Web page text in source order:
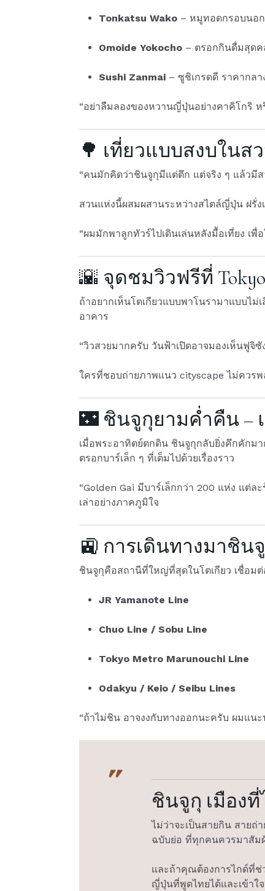
Tonkatsu Wako– หมูทอดกรอบนอ
Omoide Yokocho– ตรอกกินดื่มสุดค
Sushi Zanmai– ซูชิเกรดดี ราคากลา
“อย่าลืมลองของหวานญี่ปุ่นอย่างคาคิโกริ
🌳 เที่ยวแบบสงบในส
“คนมักคิดว่าชินจูกุมีแต่ตึก แต่จริง ๆ แล้วมี
สวนแห่งนี้ผสมผสานระหว่างสไตล์ญี่ปุ่น ฝรั่
“ผมมักพาลูกทัวร์ไปเดินเล่นหลังมื้อเที่ยง เพื่
🌇 จุดชมวิวฟรีที่ Tokyo
ถ้าอยากเห็นโตเกียวแบบพาโนรามาแบบไม่
อาคาร
“วิวสวยมากครับ วันฟ้าเปิดอาจมองเห็นฟูจิซัง
ใครที่ชอบถ่ายภาพแนว cityscape ไม่ควร
🌃 ชินจูกุยามค่ำคืน –
เมื่อพระอาทิตย์ตกดิน ชินจูกุกลับยิ่งคึกคักม
ตรอกบาร์เล็ก ๆ ที่เต็มไปด้วยเรื่องราว
“Golden Gai มีบาร์เล็กกว่า 200 แห่ง แต่
เล่าอย่างภาคภูมิใจ
🚉 การเดินทางมาชิน
ชินจูกุคือสถานีที่ใหญ่ที่สุดในโตเกียว เชื่อมต่
JR Yamanote Line
Chuo Line / Sobu Line
Tokyo Metro Marunouchi Line
Odakyu / Keio / Seibu Lines
“ถ้าไม่ชิน อาจงงกับทางออกนะครับ ผมแน
ชินจูกุ เมือง
ไม่ว่าจะเป็นสายกิน สายถ่
ฉบับย่อ ที่ทุกคนควรมาสัม
และถ้าคุณต้องการไกด์ที่ช่
ญี่ปุ่นที่พูดไทยได้และเข้าใ